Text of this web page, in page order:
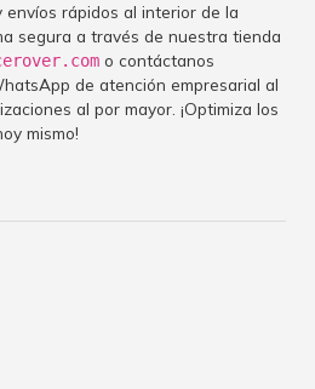
envíos rápidos al interior de la
segura a través de nuestra tienda
o contáctanos
de atención empresarial al
al por mayor. ¡Optimiza los
mismo!